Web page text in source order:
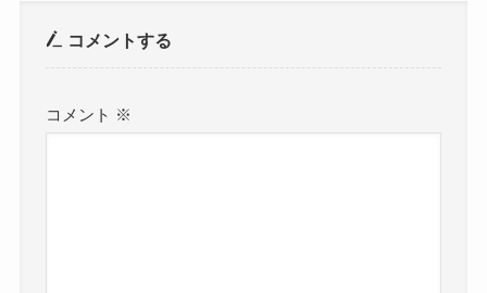
コメントする
コメント ※